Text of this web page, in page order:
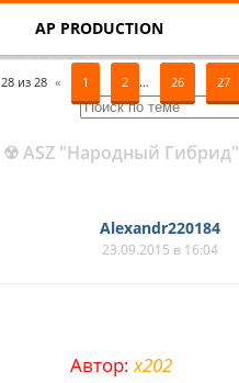
AP PRODUCTION
28из 28 « 1 2 … 26 27
☢ ASZ "Народный Гибрид"
Alexandr220184
23.09.2015 в 16:04
Автор: x202